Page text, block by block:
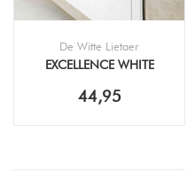
De Witte Lietaer
EXCELLENCE WHITE
44,95